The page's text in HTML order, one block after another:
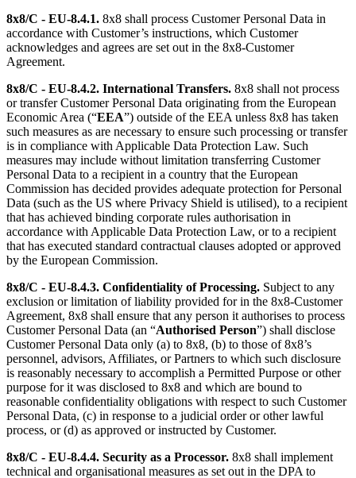
8x8/C - EU-8.4.1. 8x8 shall process Customer Personal Data in
accordance with Customer’s instructions, which Customer
acknowledges and agrees are set out in the 8x8-Customer
Agreement.
8x8/C - EU-8.4.2. International Transfers. 8x8 shall not process
or transfer Customer Personal Data originating from the European
Economic Area (“EEA”) outside of the EEA unless 8x8 has taken
such measures as are necessary to ensure such processing or transfer
is in compliance with Applicable Data Protection Law. Such
measures may include without limitation transferring Customer
Personal Data to a recipient in a country that the European
Commission has decided provides adequate protection for Personal
Data (such as the US where Privacy Shield is utilised), to a recipient
that has achieved binding corporate rules authorisation in
accordance with Applicable Data Protection Law, or to a recipient
that has executed standard contractual clauses adopted or approved
by the European Commission.
8x8/C - EU-8.4.3. Confidentiality of Processing. Subject to any
exclusion or limitation of liability provided for in the 8x8-Customer
Agreement, 8x8 shall ensure that any person it authorises to process
Customer Personal Data (an “Authorised Person”) shall disclose
Customer Personal Data only (a) to 8x8, (b) to those of 8x8’s
personnel, advisors, Affiliates, or Partners to which such disclosure
is reasonably necessary to accomplish a Permitted Purpose or other
purpose for it was disclosed to 8x8 and which are bound to
reasonable confidentiality obligations with respect to such Customer
Personal Data, (c) in response to a judicial order or other lawful
process, or (d) as approved or instructed by Customer.
8x8/C - EU-8.4.4. Security as a Processor. 8x8 shall implement
technical and organisational measures as set out in the DPA to